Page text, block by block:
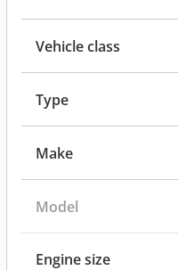
Vehicle class
Type
Make
Model
Engine size